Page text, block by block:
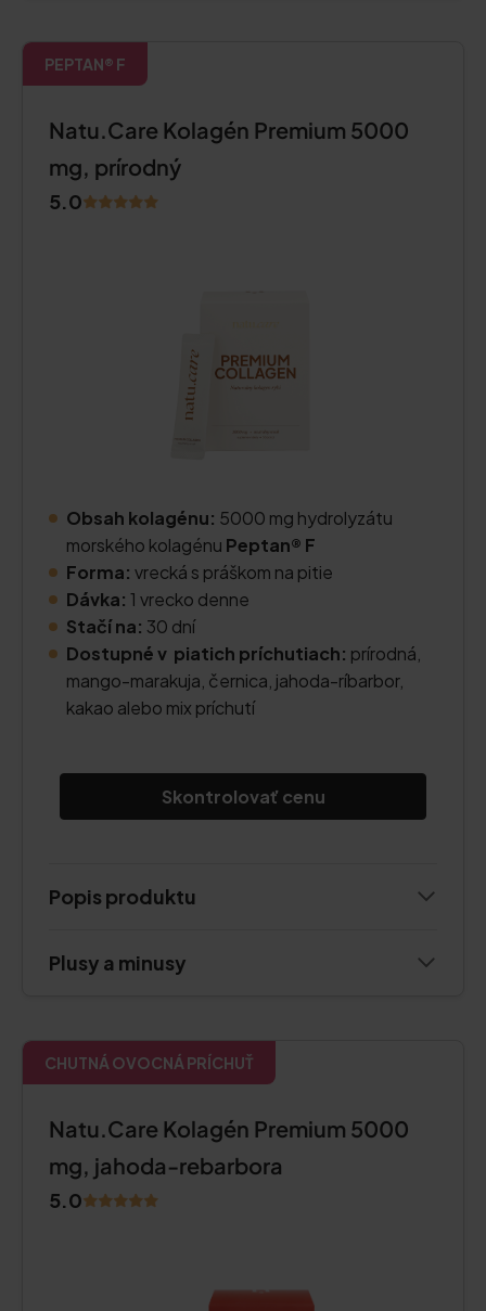
PEPTAN® F
Natu.Care Kolagén Premium 5000
mg, prírodný
5.0
Obsah kolagénu: 5000 mg hydrolyzátu
morského kolagénu Peptan® F
Forma: vrecká s práškom na pitie
Dávka: 1 vrecko denne
Stačí na: 30 dní
Dostupné v piatich príchutiach: prírodná,
mango-marakuja, černica, jahoda-ríbarbor,
kakao alebo mix príchutí
Skontrolovať cenu
Popis produktu
Plusy a minusy
CHUTNÁ OVOCNÁ PRÍCHUŤ
Natu.Care Kolagén Premium 5000
mg, jahoda-rebarbora
5.0